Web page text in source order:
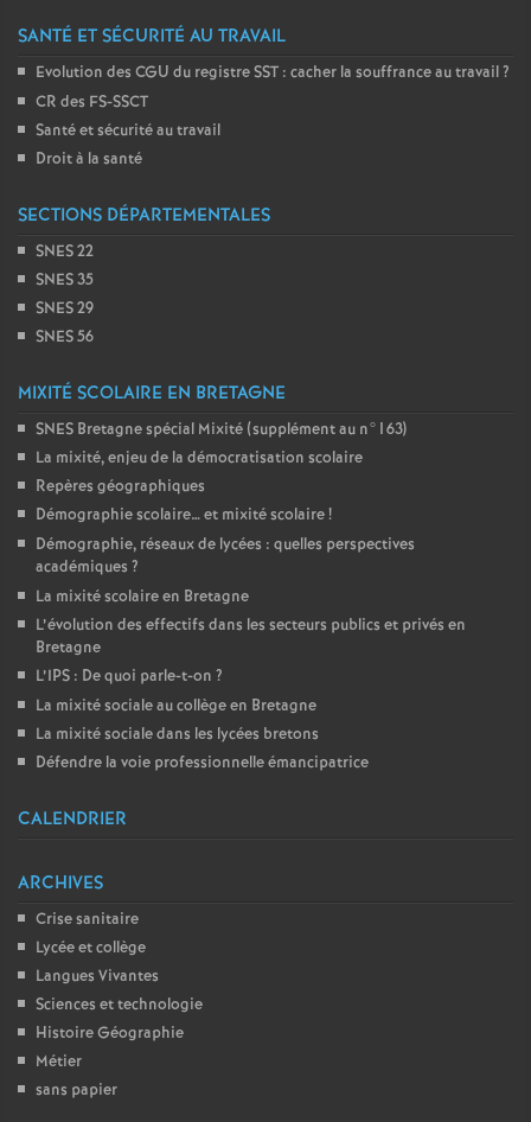
SANTÉ ET SÉCURITÉ AU TRAVAIL
Evolution des CGU du registre SST : cacher la souffrance au travail?
CR des FS-SSCT
Santé et sécurité au travail
Droit à la santé
SECTIONS DÉPARTEMENTALES
SNES 22
SNES 35
SNES 29
SNES 56
MIXITÉ SCOLAIRE EN BRETAGNE
SNES Bretagne spécial Mixité (supplément au n°163)
La mixité, enjeu de la démocratisation scolaire
Repères géographiques
Démographie scolaire… et mixité scolaire!
Démographie, réseaux de lycées : quelles perspectives
académiques ?
La mixité scolaire en Bretagne
L’évolution des effectifs dans les secteurs publics et privés en
Bretagne
L’IPS : De quoi parle-t-on ?
La mixité sociale au collège en Bretagne
La mixité sociale dans les lycées bretons
Défendre la voie professionnelle émancipatrice
CALENDRIER
ARCHIVES
Crise sanitaire
Lycée et collège
Langues Vivantes
Sciences et technologie
Histoire Géographie
Métier
sans papier